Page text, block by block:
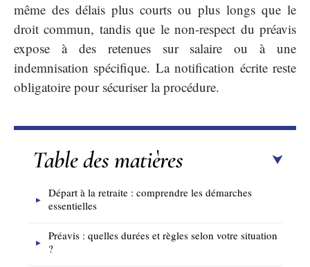
même des délais plus courts ou plus longs que le
droit commun, tandis que le non-respect du préavis
expose à des retenues sur salaire ou à une
indemnisation spécifique. La notification écrite reste
obligatoire pour sécuriser la procédure.
Table des matières
Départ à la retraite : comprendre les démarches
essentielles
Préavis : quelles durées et règles selon votre situation
?